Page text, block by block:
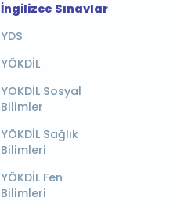
İngilizce Sınavlar
YDS
YÖKDİL
YÖKDİL Sosyal
Bilimler
YÖKDİL Sağlık
Bilimleri
YÖKDİL Fen
Bilimleri